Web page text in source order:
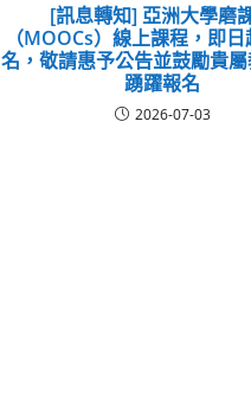
[訊息轉知] 亞洲大學磨
（MOOCs）線上課程，即
名，敬請惠予公告並鼓勵貴
踴躍報名
2026-07-03